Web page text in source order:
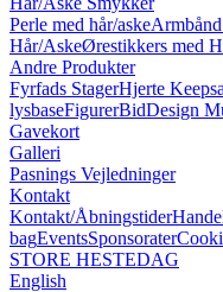
Perle med hår/aske
Hår/AskeØrestikkers med
Andre Produkter
Fyrfads StagerHjerte
lysbaseFigurerBidDesign
Gavekort
Galleri
Pasnings Vejledninger
Kontakt
Kontakt/Åbningstider
bagEventsSponsorater
STORE HESTEDAG
English